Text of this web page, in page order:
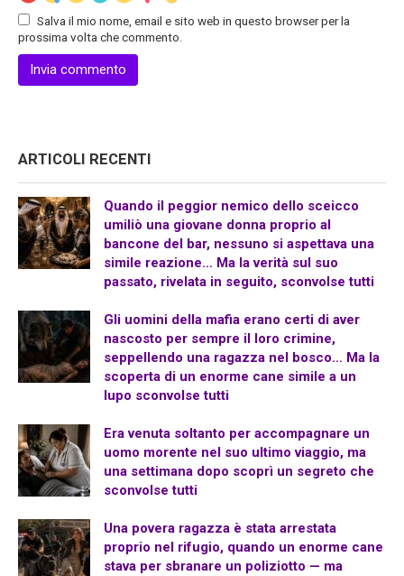
Salva il mio nome, email e sito web in questo browser per la
prossima volta che commento.
ARTICOLI RECENTI
Quando il peggior nemico dello sceicco
umiliò una giovane donna proprio al
bancone del bar, nessuno si aspettava una
simile reazione… Ma la verità sul suo
passato, rivelata in seguito, sconvolse tutti
Gli uomini della mafia erano certi di aver
nascosto per sempre il loro crimine,
seppellendo una ragazza nel bosco… Ma la
scoperta di un enorme cane simile a un
lupo sconvolse tutti
Era venuta soltanto per accompagnare un
uomo morente nel suo ultimo viaggio, ma
una settimana dopo scoprì un segreto che
sconvolse tutti
Una povera ragazza è stata arrestata
proprio nel rifugio, quando un enorme cane
stava per sbranare un poliziotto — ma